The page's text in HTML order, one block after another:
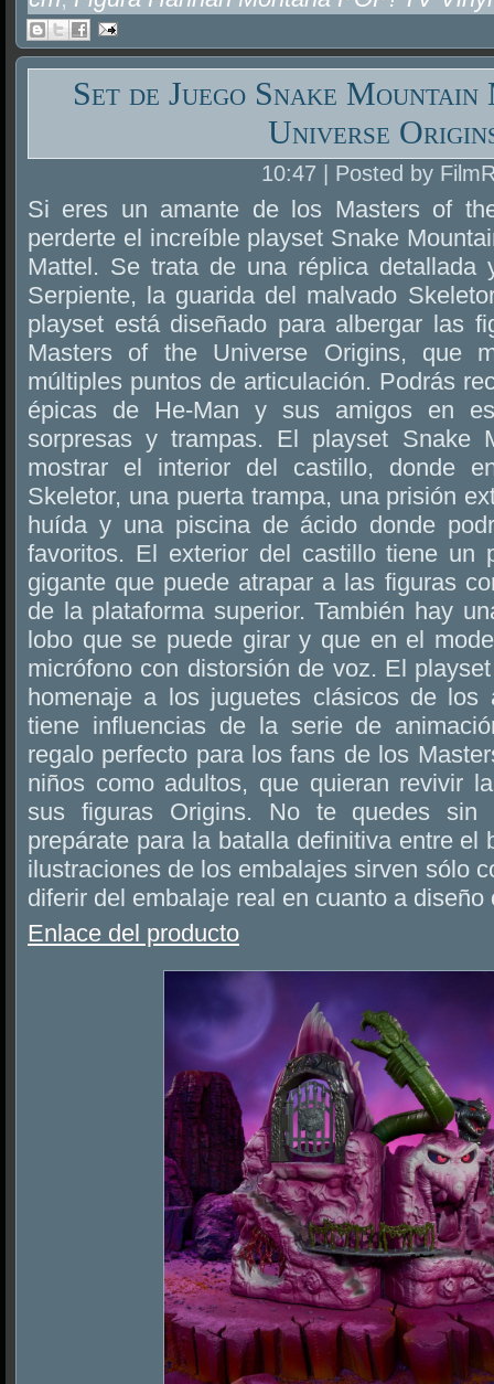
Set de Juego Snake
Universe
10:47 | Posted by
Si eres un amante de los Masters of
perderte el increíble playset Snake
Mattel. Se trata de una réplica
Serpiente, la guarida del malvado
playset está diseñado para albergar las
Masters of the Universe Origins, que
múltiples puntos de articulación. Podrás
épicas de He-Man y sus amigos en
sorpresas y trampas. El playset Snake
mostrar el interior del castillo, donde
Skeletor, una puerta trampa, una prisión
huída y una piscina de ácido donde
favoritos. El exterior del castillo tiene un
gigante que puede atrapar a las figuras
de la plataforma superior. También hay
lobo que se puede girar y que en el
micrófono con distorsión de voz. El
homenaje a los juguetes clásicos de los
tiene influencias de la serie de
regalo perfecto para los fans de los
niños como adultos, que quieran revivir
sus figuras Origins. No te quedes sin
prepárate para la batalla definitiva entre el
ilustraciones de los embalajes sirven sólo
diferir del embalaje real en cuanto a diseño
Enlace del producto